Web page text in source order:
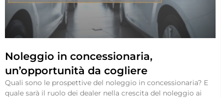
Noleggio in concessionaria,
un’opportunità da cogliere
Quali sono le prospettive del noleggio in concessionaria? E
quale sarà il ruolo dei dealer nella crescita del noleggio ai